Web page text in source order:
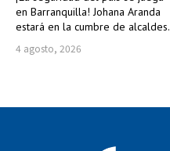
en Barranquilla! Johana Aranda
estará en la cumbre de alcaldes.
4 agosto, 2026